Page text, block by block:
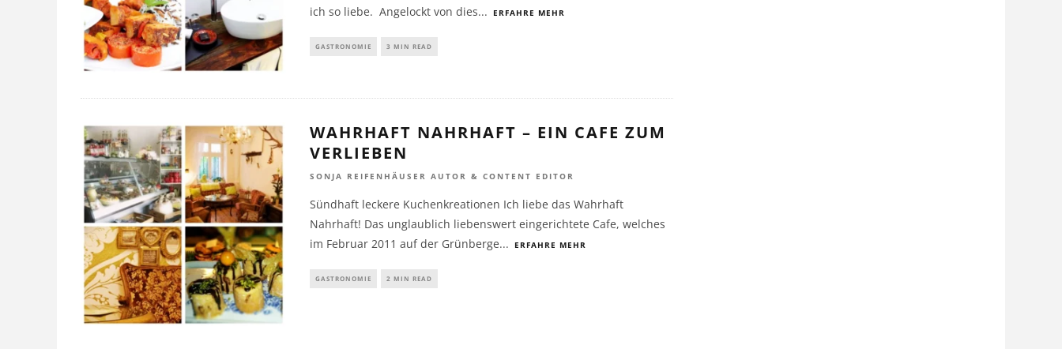
ich so liebe. Angelockt von dies... ERFAHRE MEHR
GASTRONOMIE 3 MIN READ
WAHRHAFT NAHRHAFT – EIN CAFE ZUM
VERLIEBEN
SONJA REIFENHÄUSER AUTOR & CONTENT EDITOR
Sündhaft leckere Kuchenkreationen Ich liebe das Wahrhaft
Nahrhaft! Das unglaublich liebenswert eingerichtete Cafe, welches
im Februar 2011 auf der Grünberge... ERFAHRE MEHR
GASTRONOMIE 2 MIN READ